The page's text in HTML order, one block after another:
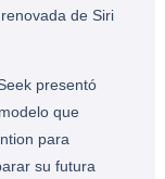
de Siri
presentó
que
para
su futura